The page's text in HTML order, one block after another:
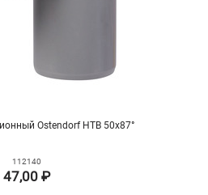
Ostendorf HTB 50х87°
112140
47,00 ₽